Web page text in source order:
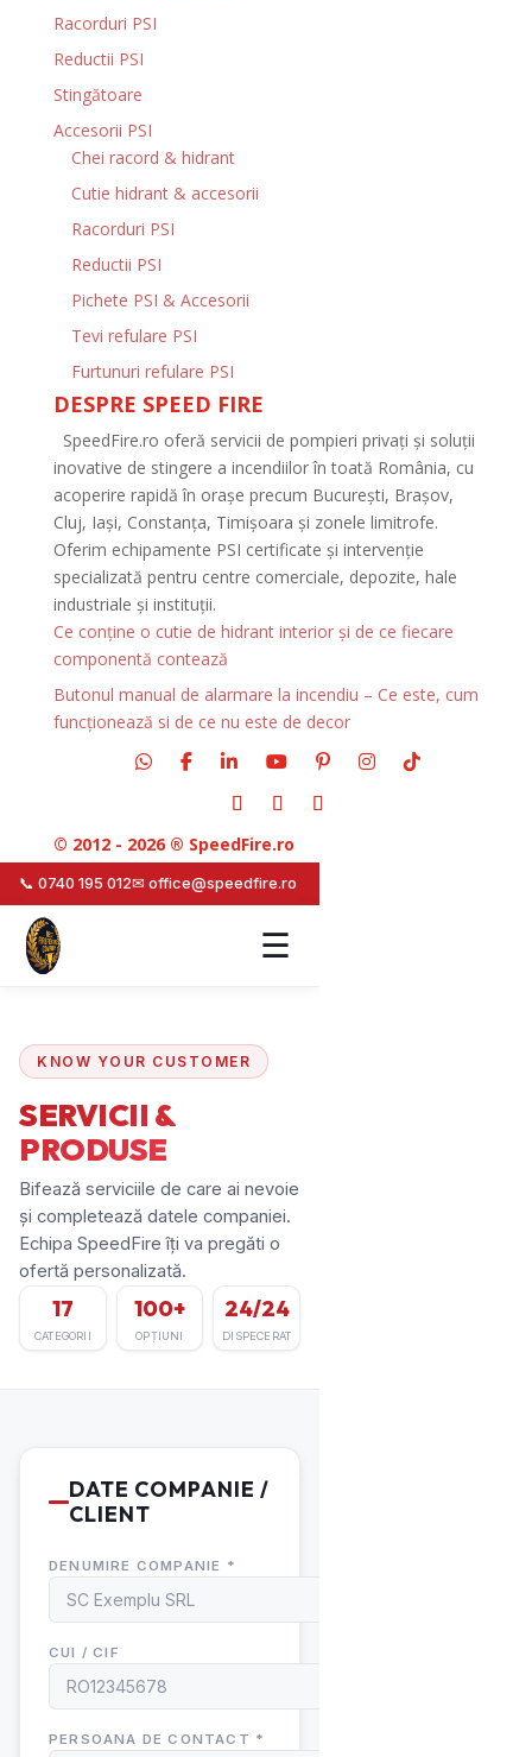
Racorduri PSI
Reductii PSI
Stingătoare
Accesorii PSI
Chei racord & hidrant
Cutie hidrant & accesorii
Racorduri PSI
Reductii PSI
Pichete PSI & Accesorii
Tevi refulare PSI
Furtunuri refulare PSI
DESPRE SPEED FIRE
SpeedFire.ro oferă servicii de pompieri privați și soluții
inovative de stingere a incendiilor în toată România, cu
acoperire rapidă în orașe precum București, Brașov,
Cluj, Iași, Constanța, Timișoara și zonele limitrofe.
Oferim echipamente PSI certificate și intervenție
specializată pentru centre comerciale, depozite, hale
industriale și instituții.
Ce conține o cutie de hidrant interior și de ce fiecare
componentă contează
Butonul manual de alarmare la incendiu – Ce este, cum
funcționează si de ce nu este de decor
© 2012 - 2026 ® SpeedFire.ro